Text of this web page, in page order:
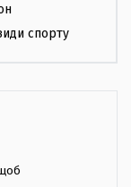
спорту